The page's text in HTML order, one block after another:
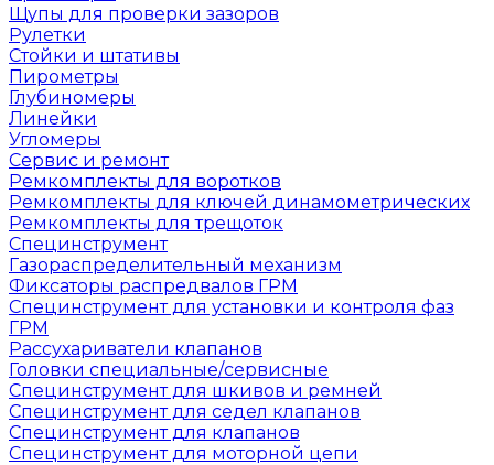
Щупы для проверки зазоров
Рулетки
Стойки и штативы
Пирометры
Глубиномеры
Линейки
Угломеры
Сервис и ремонт
Ремкомплекты для воротков
Ремкомплекты для ключей динамометрических
Ремкомплекты для трещоток
Специнструмент
Газораспределительный механизм
Фиксаторы распредвалов ГРМ
Специнструмент для установки и контроля фаз
ГРМ
Рассухариватели клапанов
Головки специальные/сервисные
Специнструмент для шкивов и ремней
Специнструмент для седел клапанов
Специнструмент для клапанов
Специнструмент для моторной цепи